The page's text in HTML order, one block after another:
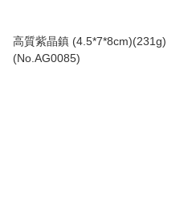
高質紫晶鎮 (4.5*7*8cm)(231g)
(No.AG0085)